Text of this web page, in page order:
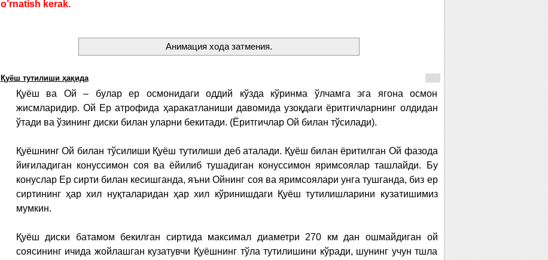
o’rnatish kerak.
Анимация хода затмения.
Қуёш тутилиши ҳақида
Қуёш ва Ой – булар ер осмонидаги оддий кўзда кўринма ўлчамга эга ягона осмон
жисмларидир. Ой Ер атрофида ҳаракатланиши давомида узоқдаги ёритгичларнинг олдидан
ўтади ва ўзининг диски билан уларни бекитади. (Ёритгичлар Ой билан тўсилади).
Қуёшнинг Ой билан тўсилиши Қуёш тутилиши деб аталади. Қуёш билан ёритилган Ой фазода
йиғиладиган конуссимон соя ва ёйилиб тушадиган конуссимон яримсоялар ташлайди. Бу
конуслар Ер сирти билан кесишганда, яъни Ойнинг соя ва яримсоялари унга тушганда, биз ер
сиртининг ҳар хил нуқталаридан ҳар хил кўринишдаги Қуёш тутилишларини кузатишимиз
мумкин.
Қуёш диски батамом бекилган сиртида максимал диаметри 270 км дан ошмайдиган ой
соясининг ичида жойлашган кузатувчи Қуёшнинг тўла тутилишини кўради, шунинг учун тшла